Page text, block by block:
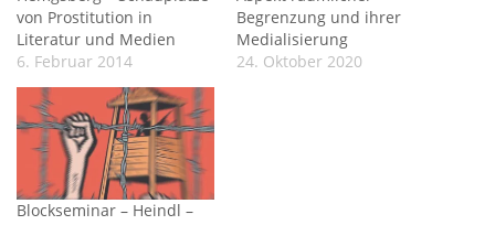
von Prostitution in
Literatur und Medien
6. Februar 2014
Begrenzung und ihrer
Medialisierung
24. Oktober 2020
Blockseminar – Heindl –